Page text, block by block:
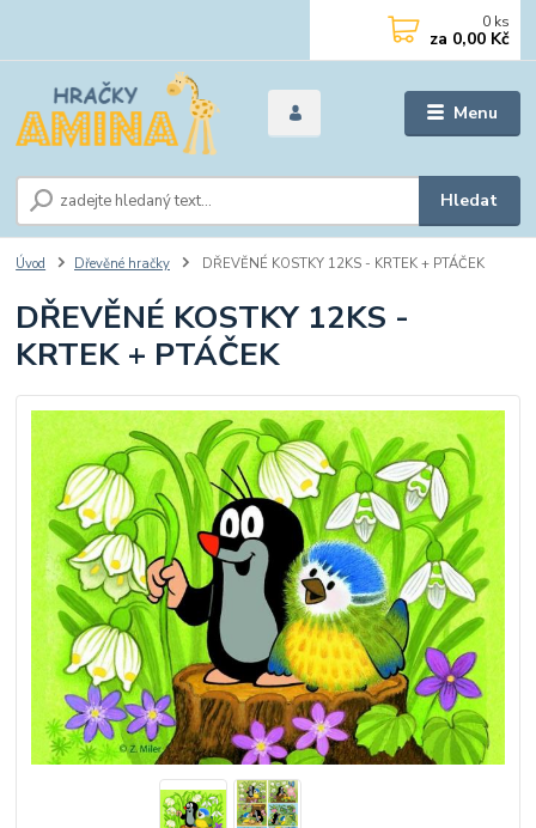
Menu
Hledat
0 ks
za 0,00 Kč
Úvod Dřevěné hračky DŘEVĚNÉ KOSTKY 12KS - KRTEK + PTÁČEK
DŘEVĚNÉ KOSTKY 12KS -
KRTEK + PTÁČEK